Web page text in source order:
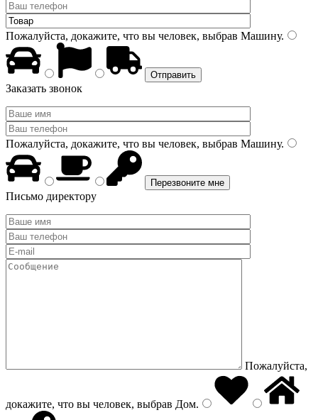
Пожалуйста, докажите, что вы человек, выбрав Машину.
Заказать звонок
Пожалуйста, докажите, что вы человек, выбрав Машину.
Письмо директору
Пожалуйста,
докажите, что вы человек, выбрав Дом.